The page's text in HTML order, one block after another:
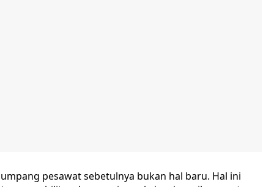
pesawat sebetulnya bukan hal baru. Hal ini